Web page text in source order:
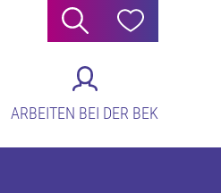
Suche Hilfe
ARBEITEN BEI DER BEK